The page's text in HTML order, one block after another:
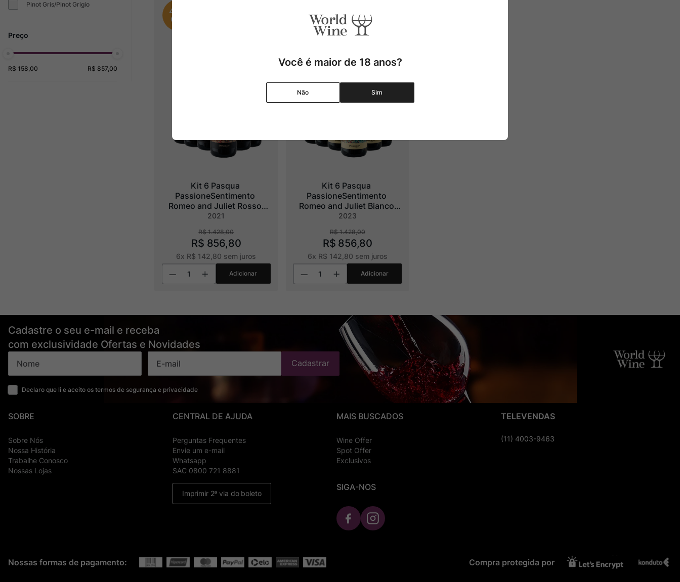
Pinot Gris/Pinot Grigio
R$ 158,00 R$ 857,00
40%
OFF
Kit 6 Pasqua
PassioneSentimento
Romeo and Juliet Rosso
IGT
2021
R$ 1.428,00
R$ 856,80
6x R$ 142 80 sem juros
Adicionar
OFF
Kit 6 Pasqua
PassioneSentimento
Romeo and Juliet Bianco
IGT
2023
R$ 1.428,00
R$ 856,80
6x R$ 142 80 sem juros
Adicionar
Cadastre o seu e-mail e receba
com exclusividade Ofertas e Novidades
Declaro que li e aceito os termos de segurança e privacidade
Cadastrar
SOBRE
Sobre Nós
Nossa História
Trabalhe Conosco
Nossas Lojas
CENTRAL DE AJUDA
Perguntas Frequentes
Envie um e-mail
Whatsapp
SAC 0800 721 8881
Imprimir 2ª via do boleto
MAIS BUSCADOS
Wine Offer
Spot Offer
Exclusivos
SIGA-NOS
TELEVENDAS
(11) 4003-9463
Nossas formas de pagamento: Compra protegida por
Você é maior de 18 anos?
Não Sim